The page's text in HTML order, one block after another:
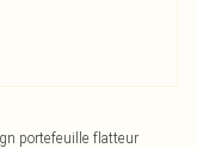
portefeuille flatteur